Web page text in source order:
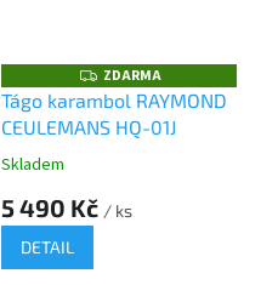
Z
D
A
R
ZDARMA
Tágo karambol RAYMOND
CEULEMANS HQ-01J
Skladem
5 490 Kč / ks
DETAIL